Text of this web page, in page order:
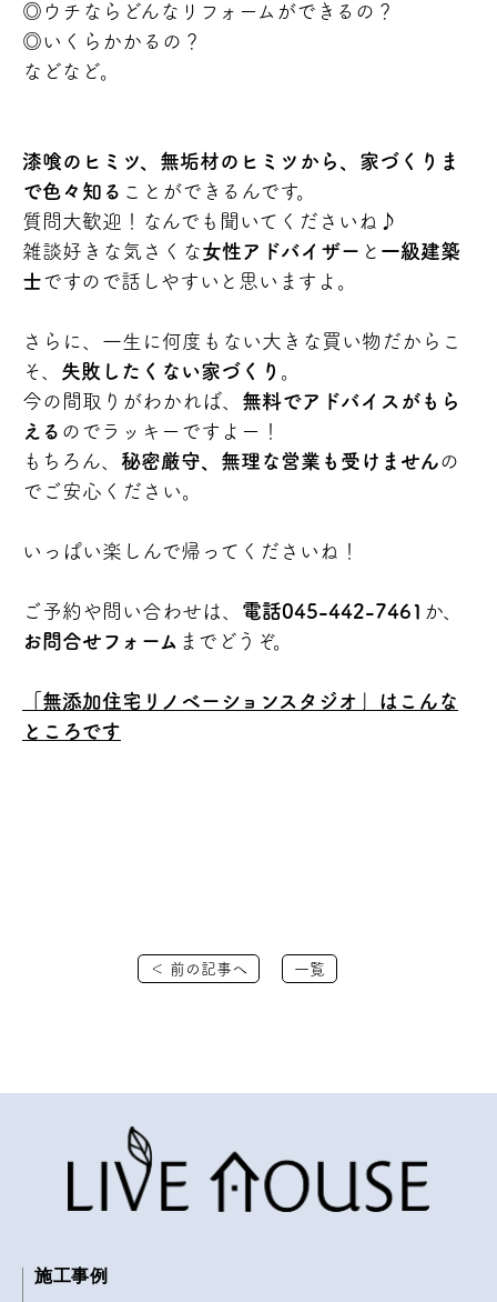
◎ウチならどんなリフォームができるの？
◎いくらかかるの？
などなど。
漆喰のヒミツ、無垢材のヒミツから、家づくりま
で色々知る ことができるんです。
質問大歓迎！なんでも聞いてくださいね♪
雑談好きな気さくな女性アドバイザー と 一級建築
士ですので話しやすいと思いますよ。
さらに、一生に何度もない大きな買い物だからこ
そ、 失敗したくない家づくり 。
今の間取りがわかれば、 無料でアドバイスがもら
える のでラッキーですよー！
もちろん、 秘密厳守、無理な営業も受けませんの
でご安心ください。
いっぱい楽しんで帰ってくださいね！
ご予約や問い合わせは、 電話045-442-7461 か、
お問合せフォーム までどうぞ。
「無添加住宅リノベーションスタジオ」はこんな
ところです
＜ 前の記事へ 一覧
施工事例